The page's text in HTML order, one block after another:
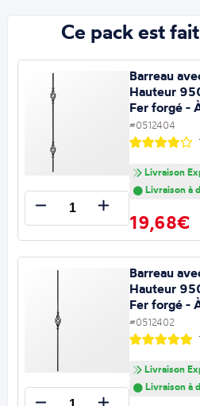
Ce pack est
Barreau
Hauteur
Fer forgé -
#0512404
Livraison
Livraison à
19,68€
Barreau
Hauteur
Fer forgé -
#0512402
Livraison
Livraison à